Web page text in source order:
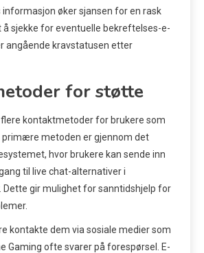
informasjon øker sjansen for en rask
å sjekke for eventuelle bekreftelses-e-
angående kravstatusen etter
for støtte
kontaktmetoder for brukere som
primære metoden er gjennom det
hvor brukere kan sende inn
til live chat-alternativer i
Dette gir mulighet for sanntidshjelp for
kontakte dem via sosiale medier som
Gaming ofte svarer på forespørsel. E-